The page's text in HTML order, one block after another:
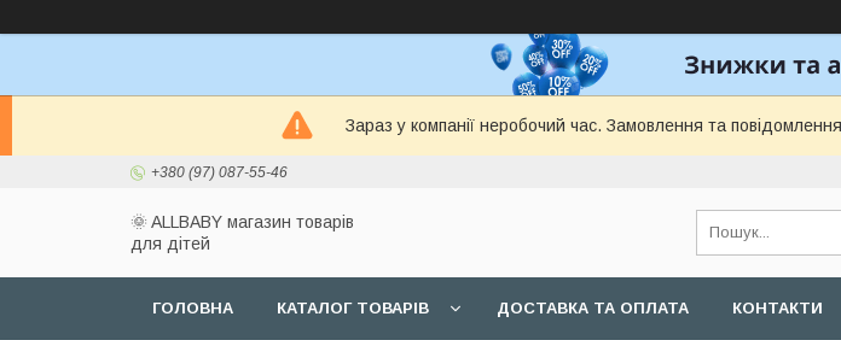
Зараз у компанії неробочий час. Замовлення та
+380 (97) 087-55-46
🌞 ALLBABY магазин товарів
для дітей
ГОЛОВНА КАТАЛОГ ТОВАРІВ ДОСТАВКА ТА ОПЛАТА КОНТАКТИ